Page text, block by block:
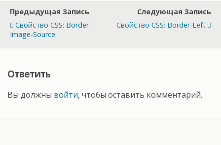
Предыдущая Запись
Свойство CSS: Border-
Image-Source
Следующая Запись
Свойство CSS: Border-Left
Ответить
Вы должны войти, чтобы оставить комментарий.